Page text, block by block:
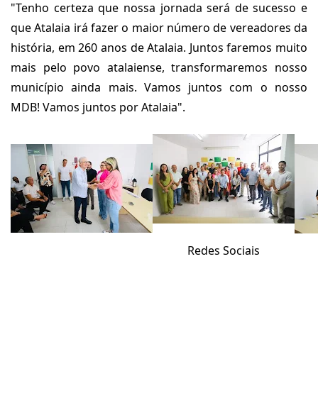
"Tenho certeza que nossa jornada será de sucesso e
que Atalaia irá fazer o maior número de vereadores da
história, em 260 anos de Atalaia. Juntos faremos muito
mais pelo povo atalaiense, transformaremos nosso
município ainda mais. Vamos juntos com o nosso
MDB! Vamos juntos por Atalaia".
Redes Sociais